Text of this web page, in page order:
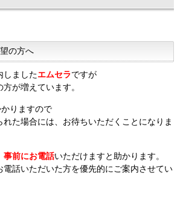
の方へ
しましたエムセラですが
が増えています。
りますので
れた場合には、お待ちいただくことになりま
事前にお電話いただけますと助かります。
電話いただいた方を優先的にご案内させてい